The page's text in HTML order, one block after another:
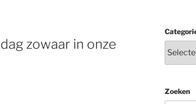
zowaar in onze
Zoeken